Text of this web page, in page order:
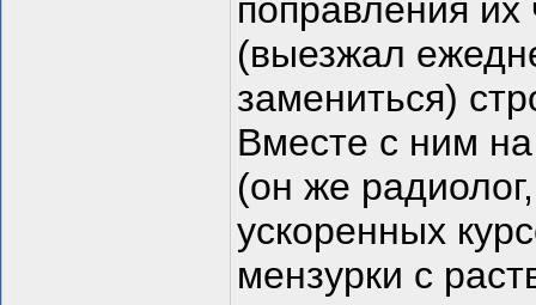
поправления
(выезжал
замениться)
Вместе с ним
(он же
ускоренных
мензурки с